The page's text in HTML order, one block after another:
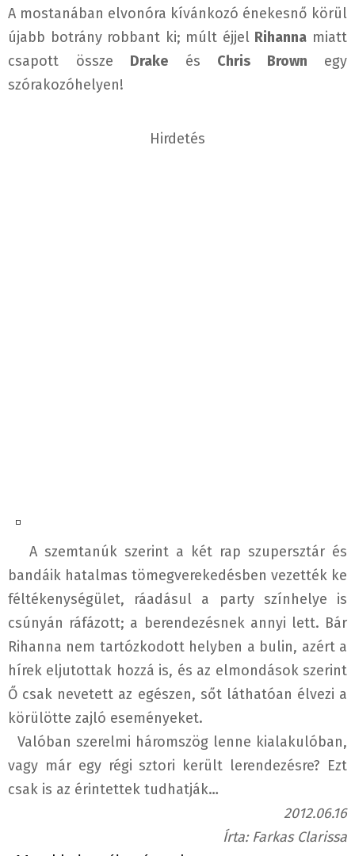
A mostanában elvonóra kívánkozó énekesnő körül
újabb botrány robbant ki; múlt éjjel Rihanna miatt
csapott össze Drake és Chris Brown egy
szórakozóhelyen!
Hirdetés
A szemtanúk szerint a két rap szupersztár és
bandáik hatalmas tömegverekedésben vezették ke
féltékenységület, ráadásul a party színhelye is
csúnyán ráfázott; a berendezésnek annyi lett. Bár
Rihanna nem tartózkodott helyben a bulin, azért a
hírek eljutottak hozzá is, és az elmondások szerint
Ő csak nevetett az egészen, sőt láthatóan élvezi a
körülötte zajló eseményeket.
Valóban szerelmi háromszög lenne kialakulóban,
vagy már egy régi sztori került lerendezésre? Ezt
csak is az érintettek tudhatják…
2012.06.16
Írta: Farkas Clarissa